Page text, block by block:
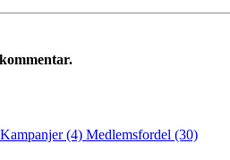
Kampanjer (4) Medlemsfordel (30)